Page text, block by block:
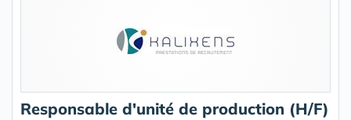
Responsable d'unité de production (H/F)